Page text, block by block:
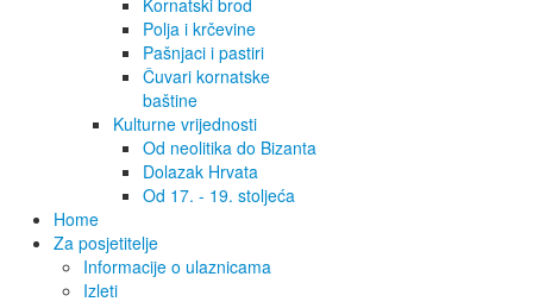
Kornatski brod
Polja i krčevine
Pašnjaci i pastiri
Čuvari kornatske
baštine
Kulturne vrijednosti
Od neolitika do Bizanta
Dolazak Hrvata
Od 17. - 19. stoljeća
Home
Za posjetitelje
Informacije o ulaznicama
Izleti